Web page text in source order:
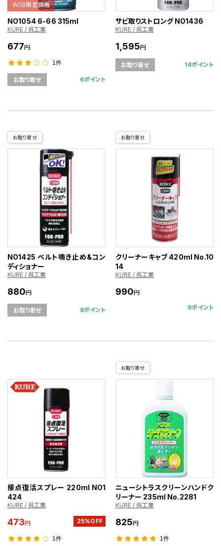
WEB限定価格
NO1054 6-66 315ml
KURE / 呉工業
677円
1件
お取り寄せ 6ポイント
サビ取りストロング NO1436
KURE / 呉工業
1,595円
お取り寄せ 14ポイント
お取り寄せ
NO1425 ベルト鳴き止め&コン
ディショナー
KURE / 呉工業
880円
お取り寄せ 8ポイント
お取り寄せ
クリーナーキャブ 420ml No.10
14
KURE / 呉工業
990円
9ポイント
接点復活スプレー 220ml NO1
424
KURE / 呉工業
473円 25%OFF
1件
お取り寄せ
ニューシトラスクリーンハンドク
リーナー 235ml No.2281
KURE / 呉工業
825円
1件